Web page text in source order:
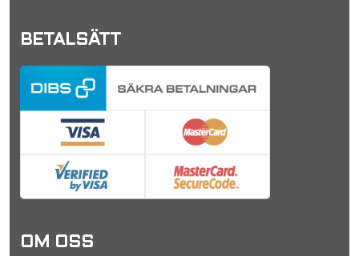
BETALSÄTT
OM OSS